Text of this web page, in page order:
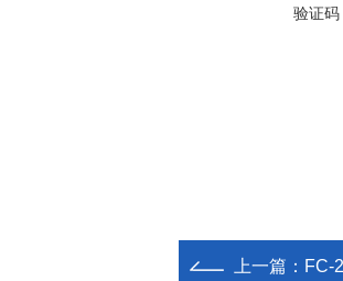
验证码
上一篇： FC-